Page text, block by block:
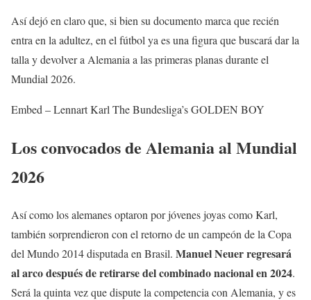
Así dejó en claro que, si bien su documento marca que recién
entra en la adultez, en el fútbol ya es una figura que buscará dar la
talla y devolver a Alemania a las primeras planas durante el
Mundial 2026.
Embed – Lennart Karl The Bundesliga’s GOLDEN BOY
Los convocados de Alemania al Mundial
2026
Así como los alemanes optaron por jóvenes joyas como Karl,
también sorprendieron con el retorno de un campeón de la Copa
del Mundo 2014 disputada en Brasil. Manuel Neuerregresará
al arco después de retirarse del combinado nacional en 2024.
Será la quinta vez que dispute la competencia con Alemania, y es